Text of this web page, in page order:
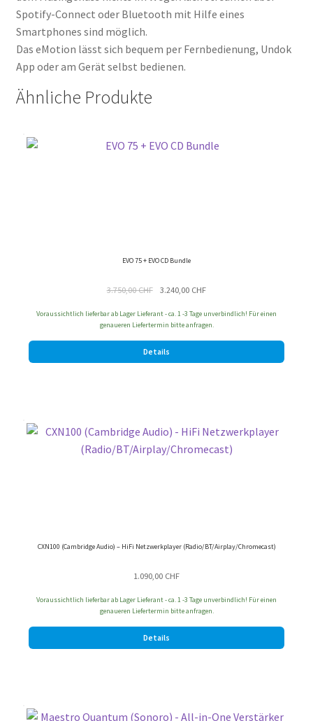
Spotify-Connect oder Bluetooth mit Hilfe eines
Smartphones sind möglich.
Das eMotion lässt sich bequem per Fernbedienung, Undok
App oder am Gerät selbst bedienen.
Ähnliche Produkte
EVO 75 + EVO CD Bundle
3.750,00CHF
Ursprünglicher
war:
3.240,00 CHFAktueller
ist:
Voraussichtlich lieferbar ab Lager Lieferant - ca. 1 -3 Tage unverbindlich! Für einen
genaueren Liefertermin bitte anfragen.
Details
CXN100 (Cambridge Audio) – HiFi Netzwerkplayer (Radio/BT/Airplay/Chromecast)
1.090,00 CHF
Voraussichtlich lieferbar ab Lager Lieferant - ca. 1 -3 Tage unverbindlich! Für einen
genaueren Liefertermin bitte anfragen.
Details
Dieses